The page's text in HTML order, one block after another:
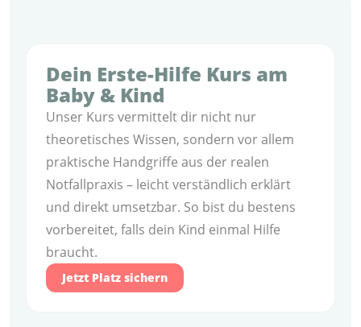
Dein Erste-Hilfe Kurs am
Baby & Kind
Unser Kurs vermittelt dir nicht nur
theoretisches Wissen, sondern vor allem
praktische Handgriffe aus der realen
Notfallpraxis – leicht verständlich erklärt
und direkt umsetzbar. So bist du bestens
vorbereitet, falls dein Kind einmal Hilfe
braucht.
Jetzt Platz sichern